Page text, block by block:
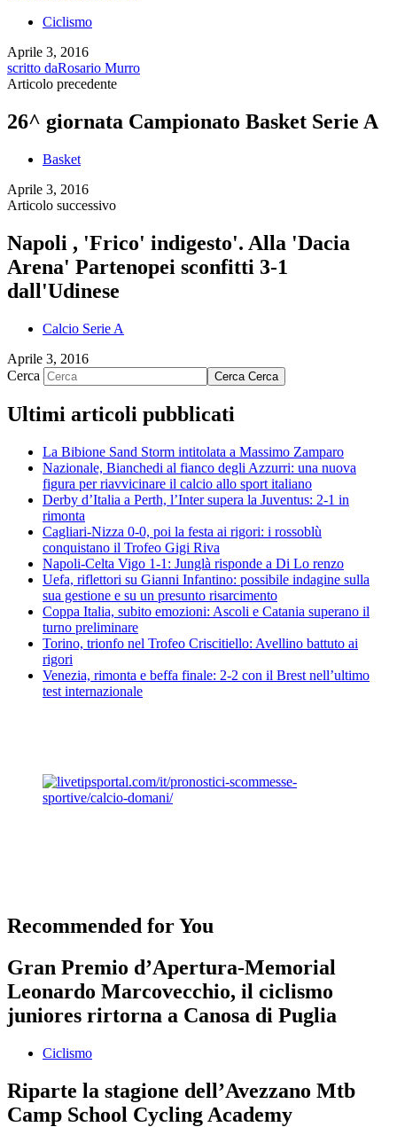
Ciclismo
Aprile 3, 2016
scritto daRosario Murro
Articolo precedente
26^ giornata Campionato Basket Serie A
Basket
Aprile 3, 2016
Articolo successivo
Napoli , 'Frico' indigesto'. Alla 'Dacia
Arena' Partenopei sconfitti 3-1
dall'Udinese
Calcio Serie A
Aprile 3, 2016
Cerca
Cerca Cerca
Ultimi articoli pubblicati
La Bibione Sand Storm intitolata a Massimo Zamparo
Nazionale, Bianchedi al fianco degli Azzurri: una nuova
figura per riavvicinare il calcio allo sport italiano
Derby d’Italia a Perth, l’Inter supera la Juventus: 2-1 in
rimonta
Cagliari-Nizza 0-0, poi la festa ai rigori: i rossoblù
conquistano il Trofeo Gigi Riva
Napoli-Celta Vigo 1-1: Junglà risponde a Di Lo renzo
Uefa, riflettori su Gianni Infantino: possibile indagine sulla
sua gestione e su un presunto risarcimento
Coppa Italia, subito emozioni: Ascoli e Catania superano il
turno preliminare
Torino, trionfo nel Trofeo Criscitiello: Avellino battuto ai
rigori
Venezia, rimonta e beffa finale: 2-2 con il Brest nell’ultimo
test internazionale
Recommended for You
Gran Premio d’Apertura-Memorial
Leonardo Marcovecchio, il ciclismo
juniores rirtorna a Canosa di Puglia
Ciclismo
Riparte la stagione dell’Avezzano Mtb
Camp School Cycling Academy